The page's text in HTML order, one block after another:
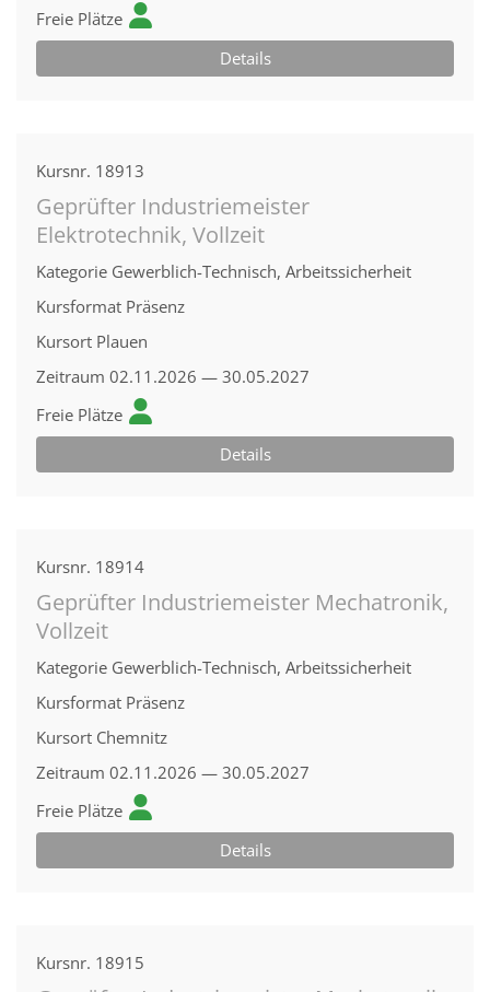
Freie Plätze
Details
Kursnr. 18913
Geprüfter Industriemeister
Elektrotechnik, Vollzeit
Kategorie Gewerblich-Technisch, Arbeitssicherheit
Kursformat Präsenz
Kursort Plauen
Zeitraum 02.11.2026 — 30.05.2027
Freie Plätze
Details
Kursnr. 18914
Geprüfter Industriemeister Mechatronik,
Vollzeit
Kategorie Gewerblich-Technisch, Arbeitssicherheit
Kursformat Präsenz
Kursort Chemnitz
Zeitraum 02.11.2026 — 30.05.2027
Freie Plätze
Details
Kursnr. 18915